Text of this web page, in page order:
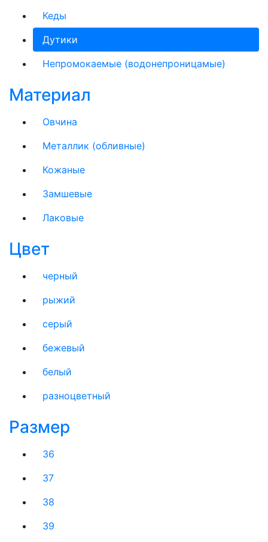
Кеды
Дутики
Непромокаемые (водонепроницамые)
Материал
Овчина
Металлик (обливные)
Кожаные
Замшевые
Лаковые
Цвет
черный
рыжий
серый
бежевый
белый
разноцветный
Размер
36
37
38
39